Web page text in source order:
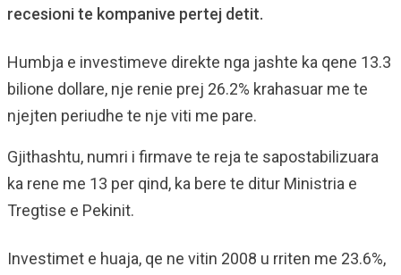
recesioni te kompanive pertej detit.
Humbja e investimeve direkte nga jashte ka qene 13.3
bilione dollare, nje renie prej 26.2% krahasuar me te
njejten periudhe te nje viti me pare.
Gjithashtu, numri i firmave te reja te sapostabilizuara
ka rene me 13 per qind, ka bere te ditur Ministria e
Tregtise e Pekinit.
Investimet e huaja, qe ne vitin 2008 u rriten me 23.6%,